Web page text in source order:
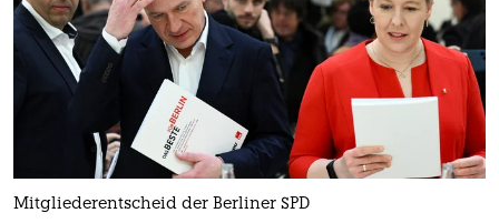
Mitgliederentscheid der Berliner SPD